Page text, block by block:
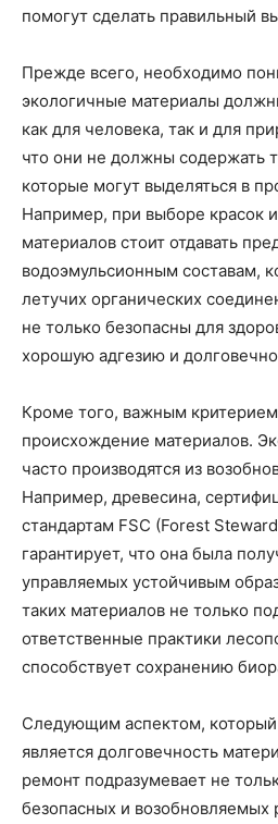
помогут сделать правильный
Прежде всего, необходимо
экологичные материалы
как для человека, так и для
что они не должны содержать
которые могут выделяться в
Например, при выборе красок
материалов стоит отдавать
водоэмульсионным составам,
летучих органических
не только безопасны для
хорошую адгезию и
Кроме того, важным критерием
происхождение материалов.
часто производятся из
Например, древесина,
стандартам FSC (Forest
гарантирует, что она была
управляемых устойчивым
таких материалов не только
ответственные практики
способствует сохранению
Следующим аспектом, который
является долговечность
ремонт подразумевает не
безопасных и возобновляемых